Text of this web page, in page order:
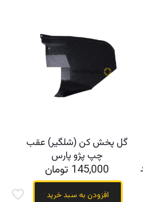
گل پخش کن (شلگیر) عقب
چپ پژو پارس
145,000 تومان
افزودن به سبد خرید